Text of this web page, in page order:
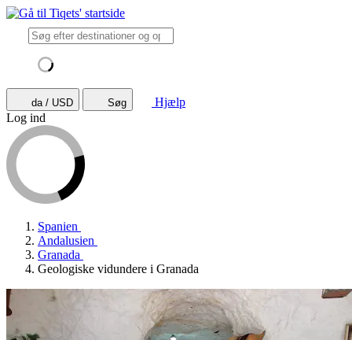
da / USD Søg
Hjælp
Log ind
Spanien
Andalusien
Granada
Geologiske vidundere i Granada